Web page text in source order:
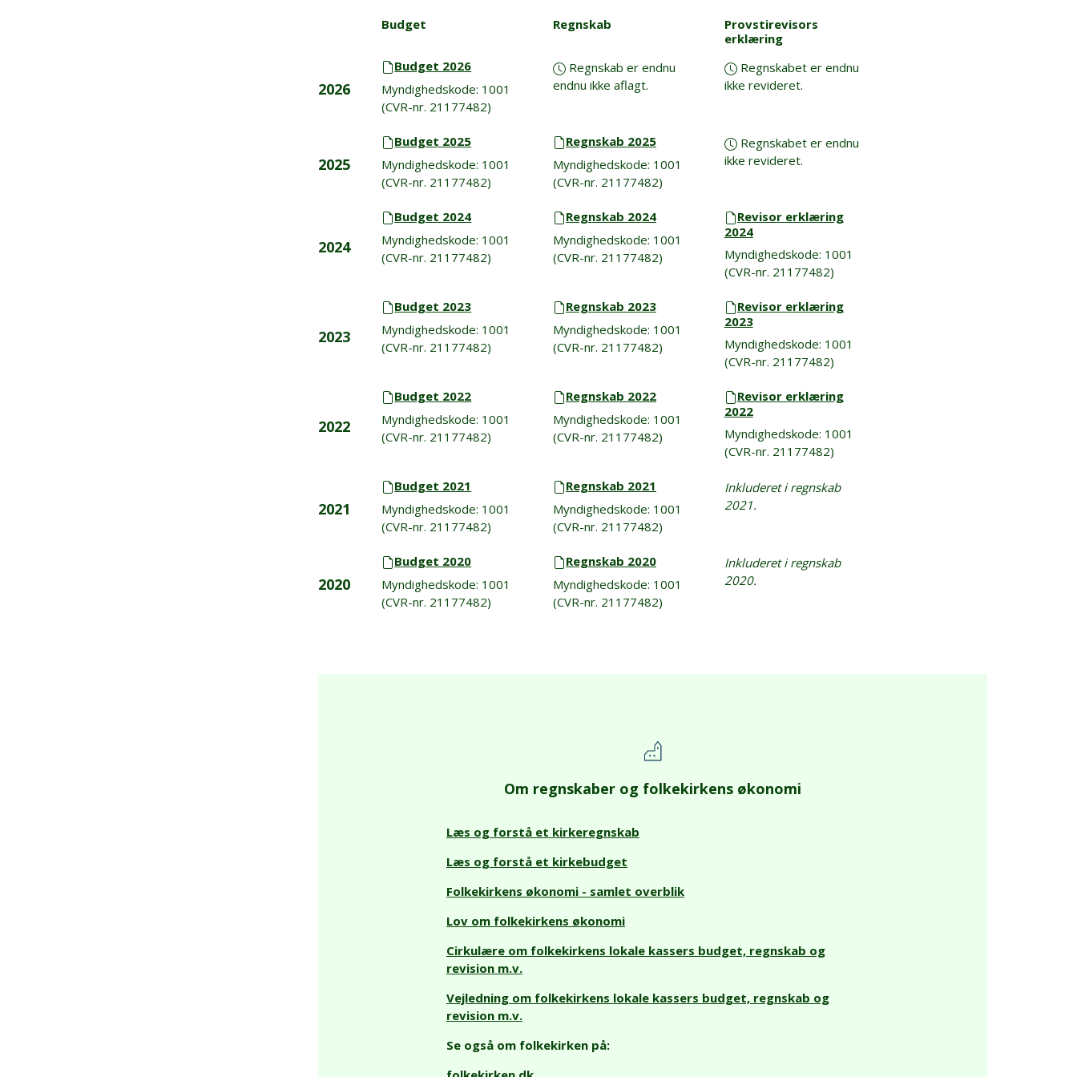
Budget Regnskab
Provstirevisors
erklæring
2026
Budget 2026
Myndighedskode: 1001
(CVR-nr. 21177482)
Regnskab er endnu
endnu ikke aflagt.
Regnskabet er endnu
ikke revideret.
2025
Budget 2025
Myndighedskode: 1001
(CVR-nr. 21177482)
Regnskab 2025
Myndighedskode: 1001
(CVR-nr. 21177482)
Regnskabet er endnu
ikke revideret.
2024
Budget 2024
Myndighedskode: 1001
(CVR-nr. 21177482)
Regnskab 2024
Myndighedskode: 1001
(CVR-nr. 21177482)
Revisor erklæring
2024
Myndighedskode: 1001
(CVR-nr. 21177482)
2023
Budget 2023
Myndighedskode: 1001
(CVR-nr. 21177482)
Regnskab 2023
Myndighedskode: 1001
(CVR-nr. 21177482)
Revisor erklæring
2023
Myndighedskode: 1001
(CVR-nr. 21177482)
2022
Budget 2022
Myndighedskode: 1001
(CVR-nr. 21177482)
Regnskab 2022
Myndighedskode: 1001
(CVR-nr. 21177482)
Revisor erklæring
2022
Myndighedskode: 1001
(CVR-nr. 21177482)
2021
Budget 2021
Myndighedskode: 1001
(CVR-nr. 21177482)
Regnskab 2021
Myndighedskode: 1001
(CVR-nr. 21177482)
Inkluderet i regnskab
2021.
2020
Budget 2020
Myndighedskode: 1001
(CVR-nr. 21177482)
Regnskab 2020
Myndighedskode: 1001
(CVR-nr. 21177482)
Inkluderet i regnskab
2020.
Om regnskaber og folkekirkens økonomi
Læs og forstå et kirkeregnskab
Læs og forstå et kirkebudget
Folkekirkens økonomi - samlet overblik
Lov om folkekirkens økonomi
Cirkulære om folkekirkens lokale kassers budget, regnskab og
revision m.v.
Vejledning om folkekirkens lokale kassers budget, regnskab og
revision m.v.
Se også om folkekirken på: